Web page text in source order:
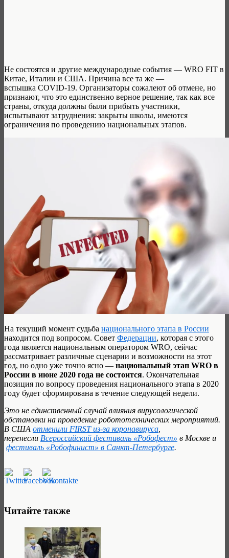
Не состоятся и другие международные события — WRO FIT в
Китае, Италии и США. Причина все та же —
вспышка COVID-19. Организаторы сожалеют об отмене, но
признают, что это единственно верное решение, так как все
страны, откуда должны были прибыть участники,
испытывают затруднения: закрыты школы, имеются
ограничения по проведению национальных этапов.
На текущий момент судьба национального этапа в России
находится под вопросом. Совет Федерации, которая с этого
года является национальным оператором WRO, сейчас
рассматривает различные сценарии и возможности на этот
год, но одно уже точно ясно — национальный этап WRO в
России в июне 2020 года не состоится. Окончательная
позиция по вопросу проведения национального этапа в 2020
году будет сформирована в течение следующей недели.
Это не единственный случай влияния вирусологической
обстановки на проведение робототехнических мероприятий.
В США отменили FIRST из-за коронавируса
перенесли Всероссийский фестиваль «Робофест» в Москве и
фестиваль «Робофинист» в Санкт-Петербурге.
Читайте также